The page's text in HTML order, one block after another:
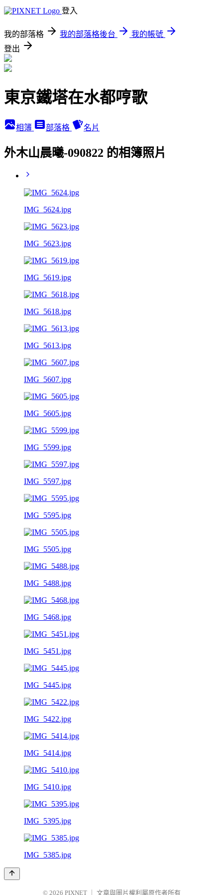
登入
我的部落格 我的部落格後台
我的帳號
登出
東京鐵塔在水都哼歌
相簿 部落格 名片
外木山晨曦-090822 的相簿照片
IMG_5624.jpg
IMG_5623.jpg
IMG_5619.jpg
IMG_5618.jpg
IMG_5613.jpg
IMG_5607.jpg
IMG_5605.jpg
IMG_5599.jpg
IMG_5597.jpg
IMG_5595.jpg
IMG_5505.jpg
IMG_5488.jpg
IMG_5468.jpg
IMG_5451.jpg
IMG_5445.jpg
IMG_5422.jpg
IMG_5414.jpg
IMG_5410.jpg
IMG_5395.jpg
IMG_5385.jpg
© 2026 PIXNET 文章與圖片權利屬原作者所有